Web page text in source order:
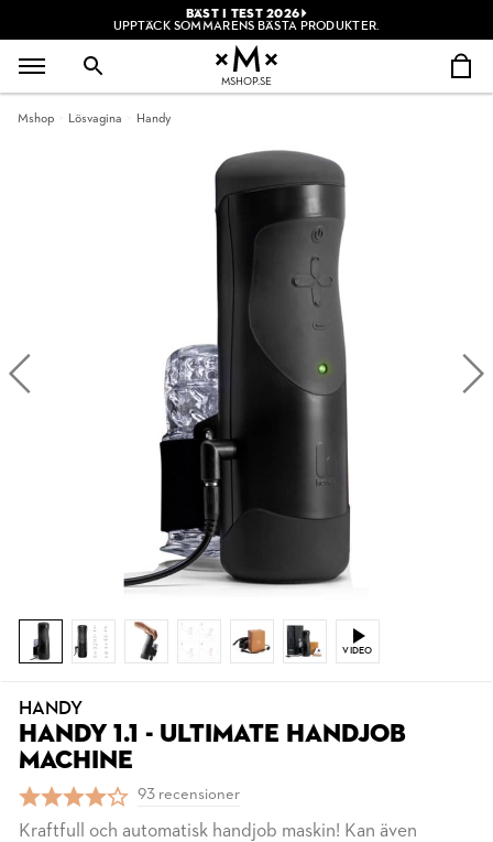
BÄST I TEST 2026
UPPTÄCK SOMMARENS BÄSTA PRODUKTER.
MSHOP.SE
Mshop Lösvagina Handy
VIDEO
HANDY
HANDY 1.1 - ULTIMATE HANDJOB
MACHINE
93 recensioner
Kraftfull och automatisk handjob maskin! Kan även